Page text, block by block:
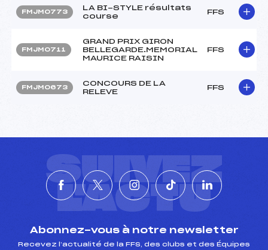
FMJM0773
LA BI-STYLE résultats
course
FFS
FMJM0711
GRAND PRIX GIRON
BELLEGARDE.MEMORIAL
MAURICE RAISIN
FFS
FMJM0673
CONCOURS DE LA
RELEVE
FFS
SUIVEZ
L'ACTU
Abonnez-vous à notre newsletter
Recevez l’actualité de la FFS, des clubs et des Équipes